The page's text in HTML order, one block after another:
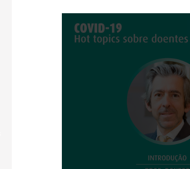
Núcleo de Estudo de Fibrose Quística